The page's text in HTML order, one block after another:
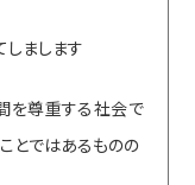
まします
を尊重する社会で
とではあるものの